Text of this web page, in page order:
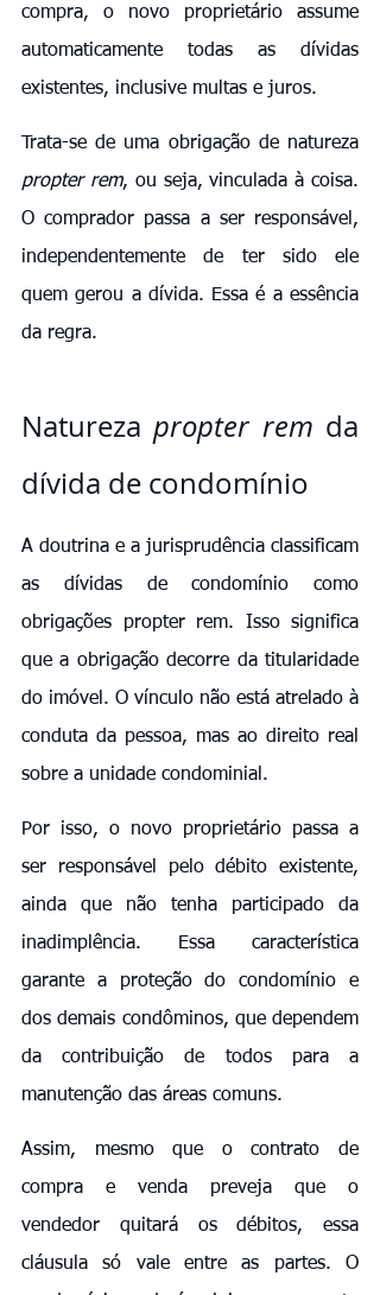
compra, o novo proprietário assume
automaticamente todas as dívidas
existentes, inclusive multas e juros.
propter rem, ou seja, vinculada à coisa.
O comprador passa a ser responsável,
independentemente de ter sido ele
quem gerou a dívida. Essa é a essência
da regra.
Natureza propter rem da
dívida de condomínio
A doutrina e a jurisprudência classificam
as dívidas de condomínio como
obrigações propter rem. Isso significa
que a obrigação decorre da titularidade
do imóvel. O vínculo não está atrelado à
conduta da pessoa, mas ao direito real
sobre a unidade condominial.
Por isso, o novo proprietário passa a
ser responsável pelo débito existente,
ainda que não tenha participado da
inadimplência. Essa característica
garante a proteção do condomínio e
dos demais condôminos, que dependem
da contribuição de todos para a
manutenção das áreas comuns.
Assim, mesmo que o contrato de
compra e venda preveja que o
vendedor quitará os débitos, essa
cláusula só vale entre as partes. O